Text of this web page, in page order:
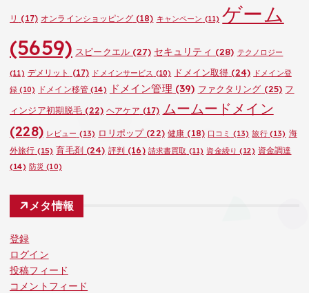
リ (17) オンラインショッピング(18) キャンペーン (11) ゲーム
(5659) スピークエル(27) セキュリティ (28) テクノロジー
(11) デメリット (17) ドメインサービス (10) ドメイン取得 (24) ドメイン登
録 (10) ドメイン移管(14) ドメイン管理 (39) ファクタリング (25) フ
ィンジア初期脱毛 (22) ヘアケア (17) ムームードメイン
(228) レビュー (13) ロリポップ(22) 健康 (18) 口コミ (13) 旅行(13) 海
外旅行 (15) 育毛剤(24) 評判 (16) 請求書買取 (11) 資金繰り (12) 資金調達
(14) 防災 (10)
メタ情報
登録
ログイン
投稿フィード
コメントフィード